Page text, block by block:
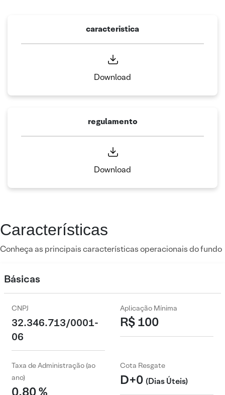
caracteristica
Download
regulamento
Download
Características
Conheça as principais características operacionais do fundo
Básicas
CNPJ
32.346.713/0001-
06
Aplicação Mínima
R$ 100
Taxa de Administração (ao
ano)
0,80 %
Cota Resgate
D+0 (Dias Úteis)